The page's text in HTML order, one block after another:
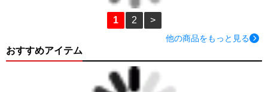
1 2 >
他の商品をもっと見る
おすすめアイテム